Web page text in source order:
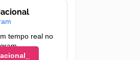
tempo real no